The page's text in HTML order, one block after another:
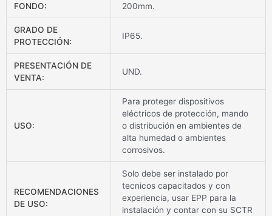
FONDO: 200mm.
GRADO DE
PROTECCIÓN:
IP65.
PRESENTACIÓN DE
VENTA:
UND.
USO:
Para proteger dispositivos
eléctricos de protección, mando
o distribución en ambientes de
alta humedad o ambientes
corrosivos.
RECOMENDACIONES
DE USO:
Solo debe ser instalado por
tecnicos capacitados y con
experiencia, usar EPP para la
instalación y contar con su SCTR